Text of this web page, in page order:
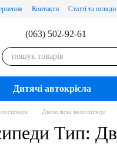
Контакти Статті та огляди
(063) 502-92-61
Дитячі автокрісла
Двоколісні велосипеди
Тип: